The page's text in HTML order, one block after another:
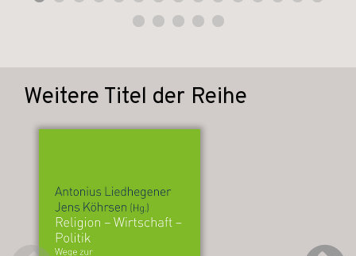
Weitere Titel der Reihe